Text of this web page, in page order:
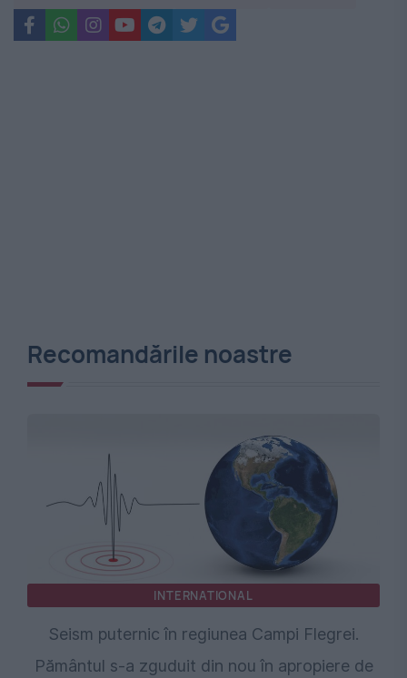
Recomandările noastre
INTERNATIONAL
Seism puternic în regiunea Campi Flegrei.
Pământul s-a zguduit din nou în apropiere de